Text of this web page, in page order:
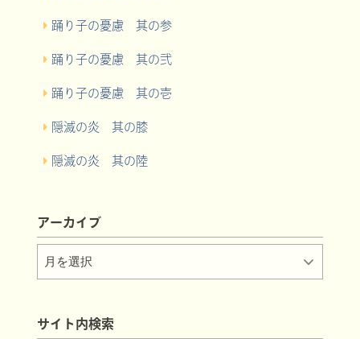
踊り子の憂慮 其の参
踊り子の憂慮 其の弐
踊り子の憂慮 其の壱
隠滅の炎 其の膝
隠滅の炎 其の陸
アーカイブ
サイト内検索